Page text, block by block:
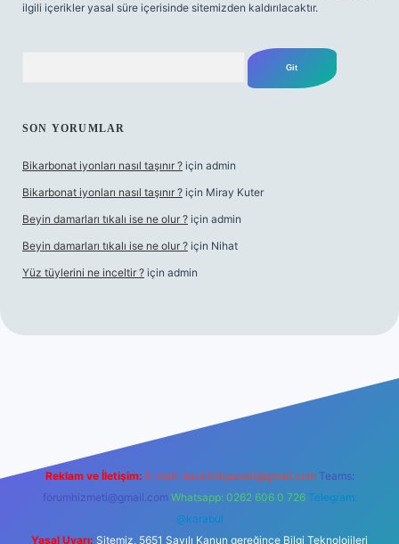
ilgili içerikler yasal süre içerisinde sitemizden kaldırılacaktır.
SON YORUMLAR
Bikarbonat iyonları nasıl taşınır ? için admin
Bikarbonat iyonları nasıl taşınır ? için Miray Kuter
Beyin damarları tıkalı ise ne olur ? için admin
Beyin damarları tıkalı ise ne olur ? için Nihat
Yüz tüylerini ne inceltir ? için admin
Reklam ve İletişim: E-mail: backlinkpaneli@gmail.com Teams:
forumhizmeti@gmail.com Whatsapp: 0262 606 0 726 Telegram:
@karabul
Yasal Uyarı: Sitemiz, 5651 Sayılı Kanun gereğince Bilgi Teknolojileri